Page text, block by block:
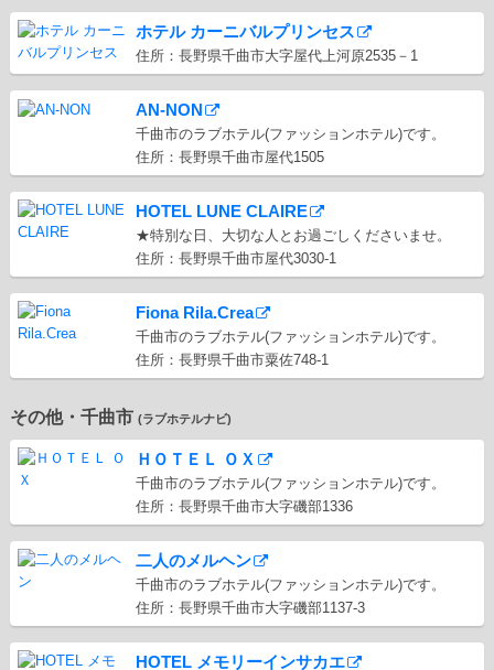
ホテル カーニバルプリンセス
住所：長野県千曲市大字屋代上河原2535－1
AN-NON
千曲市のラブホテル(ファッションホテル)です。
住所：長野県千曲市屋代1505
HOTEL LUNE CLAIRE
★特別な日、大切な人とお過ごしくださいませ。
住所：長野県千曲市屋代3030-1
Fiona Rila.Crea
千曲市のラブホテル(ファッションホテル)です。
住所：長野県千曲市粟佐748-1
その他・千曲市 (ラブホテルナビ)
ＨＯＴＥＬ ＯＸ
千曲市のラブホテル(ファッションホテル)です。
住所：長野県千曲市大字磯部1336
二人のメルヘン
千曲市のラブホテル(ファッションホテル)です。
住所：長野県千曲市大字磯部1137-3
HOTEL メモリーインサカエ